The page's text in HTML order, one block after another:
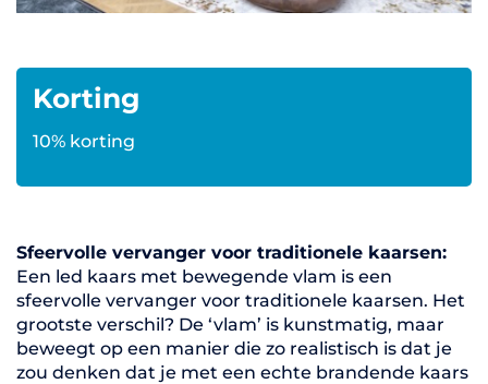
Korting
10% korting
Sfeervolle vervanger voor traditionele kaarsen:
Een led kaars met bewegende vlam is een
sfeervolle vervanger voor traditionele kaarsen. Het
grootste verschil? De ‘vlam’ is kunstmatig, maar
beweegt op een manier die zo realistisch is dat je
zou denken dat je met een echte brandende kaars